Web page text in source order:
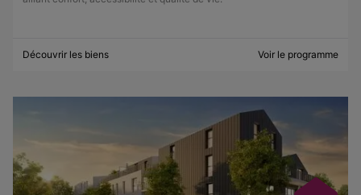
Découvrir les biens Voir le programme